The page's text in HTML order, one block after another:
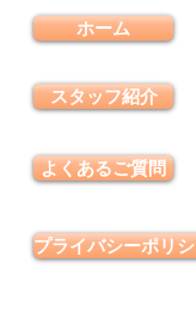
ホーム
スタッフ紹介
よくあるご質問
プライバシーポリ